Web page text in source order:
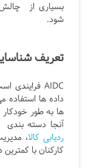
بسیاری از
شود.
تعریف
AIDC فرایندی
داده ها استفاده
ها به طور
آنجا دسته
ردیابی کالا،
کارکنان با